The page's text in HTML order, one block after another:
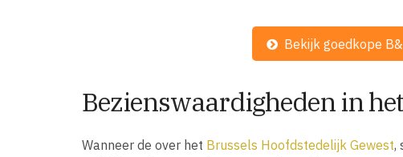
Bekijk goedkope
Bezienswaardigheden in
Wanneer de over het Brussels Hoofdstedelijk Gewest,